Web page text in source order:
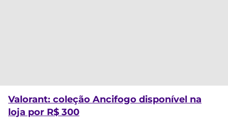
Valorant: coleção Ancifogo disponível na
loja por R$ 300